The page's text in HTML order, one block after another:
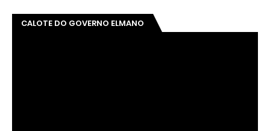
CALOTE DO GOVERNO ELMANO